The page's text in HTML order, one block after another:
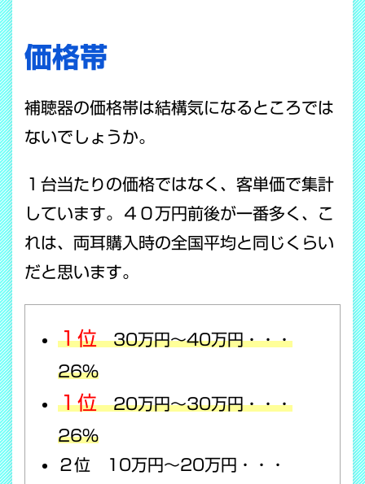
価格帯
補聴器の価格帯は結構気になるところでは
ないでしょうか。
１台当たりの価格ではなく、客単価で集計
しています。４０万円前後が一番多く、こ
れは、両耳購入時の全国平均と同じくらい
だと思います。
１位30万円～40万円・・・
26％
１位20万円～30万円・・・
26％
２位 10万円～20万円・・・